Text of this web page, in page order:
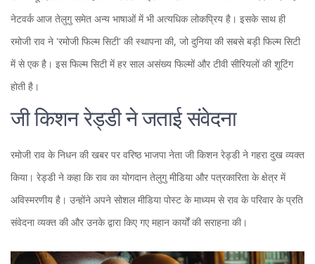
नेटवर्क आज तेलुगु समेत अन्य भाषाओं में भी अत्यधिक लोकप्रिय है। इसके साथ ही
रमोजी राव ने 'रमोजी फिल्म सिटी' की स्थापना की, जो दुनिया की सबसे बड़ी फिल्म सिटी
में से एक है। इस फिल्म सिटी में हर साल असंख्य फिल्मों और टीवी सीरियलों की शूटिंग
होती है।
जी किशन रेड्डी ने जताई संवेदना
रमोजी राव के निधन की खबर पर वरिष्ठ भाजपा नेता जी किशन रेड्डी ने गहरा दुख व्यक्त
किया। रेड्डी ने कहा कि राव का योगदान तेलुगु मीडिया और पत्रकारिता के क्षेत्र में
अविस्मरणीय है। उन्होंने अपने सोशल मीडिया पोस्ट के माध्यम से राव के परिवार के प्रति
संवेदना व्यक्त की और उनके द्वारा किए गए महान कार्यों की सराहना की।